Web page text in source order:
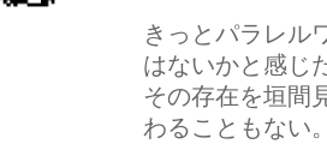
きっとパラレル
はないかと感じ
その存在を垣間
わることもない